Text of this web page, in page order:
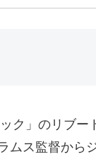
ク」のリブー
ムス監督から